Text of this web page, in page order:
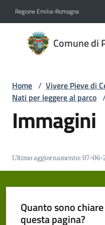
Regione Emilia-Romagna
Comune di
Comune
di Pieve
Servizi
Vivere
Pieve
Home / Vivere Pieve di
Nati per leggere al parco
Immagini
Ultimo aggiornamento:07-06-
Quanto sono
questa pagina?